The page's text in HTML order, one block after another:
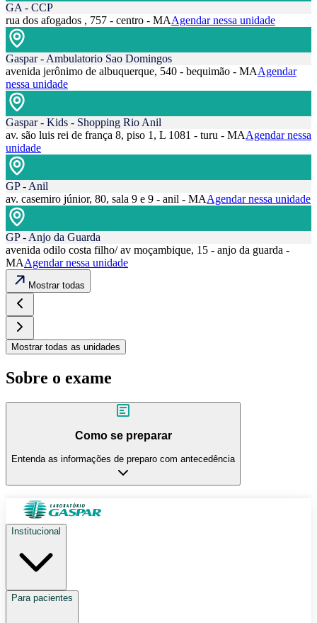
GA - CCP
rua dos afogados , 757 - centro - MAAgendar nessa unidade
Gaspar - Ambulatorio Sao Domingos
avenida jerônimo de albuquerque, 540 - bequimão - MAAgendar
nessa unidade
Gaspar - Kids - Shopping Rio Anil
av. são luis rei de frança 8, piso 1, L 1081 - turu - MAAgendar nessa
unidade
GP - Anil
av. casemiro júnior, 80, sala 9 e 9 - anil - MAAgendar nessa unidade
GP - Anjo da Guarda
avenida odilo costa filho/ av moçambique, 15 - anjo da guarda -
MAAgendar nessa unidade
Mostrar todas
Mostrar todas as unidades
Sobre o exame
Como se preparar
Entenda as informações de preparo com antecedência
Institucional
Para pacientes